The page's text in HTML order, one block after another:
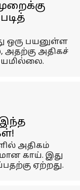
ஒரு பயனுள்ள
அதிகச்
இந்த
அதிகம்
காய். இது
ஏற்றது.